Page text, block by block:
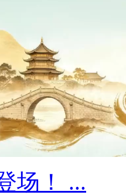
场！ ...